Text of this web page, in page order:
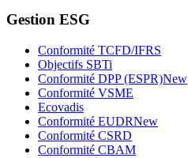
Gestion ESG
Conformité TCFD/IFRS
Objectifs SBTi
Conformité DPP (ESPR)New
Conformité VSME
Ecovadis
Conformité EUDRNew
Conformité CSRD
Conformité CBAM